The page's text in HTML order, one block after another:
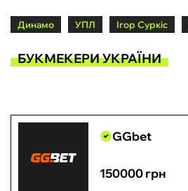
Динамо УПЛ Ігор Суркіс
БУКМЕКЕРИ УКРАЇНИ
GGbet
150000 грн